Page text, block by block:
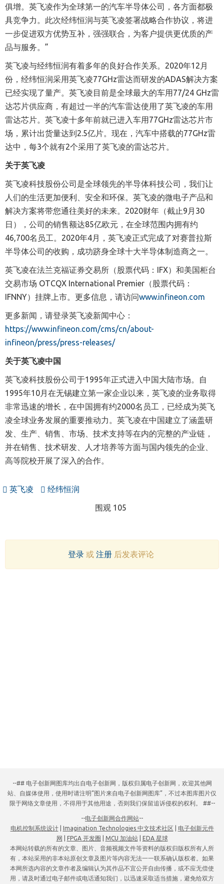
俱增。英飞凌作为全球第一的汽车半导体公司，各方面都极
具竞争力。此次经纬恒润与英飞凌签署战略合作协议，将进
一步促进双方优势互补，强强联合，为客户提供更优质的产
品与服务。”
英飞凌与经纬恒润有着多年的良好合作关系。2020年1 2 月
份，经纬恒润采用英飞凌77GHz雷达而研发的ADAS解决方案
已经实现了量产。英飞凌目前是全球最大的车用77/24 GHz雷
达芯片供应商，有超过一半的汽车雷达使用了英飞凌的车用
雷达芯片。英飞凌十多年前就已进入车用77GHz雷达芯片市
场，累计出货量达到2.5亿片。现在，汽车中搭载的77GHz雷
达中，每3个就有2个采用了英飞凌的雷达芯片。
关于英飞凌
英飞凌科技股份公司是全球领先的半导体科技公司，我们让
人们的生活更加便利、安全和环保。英飞凌的微电子产品和
解决方案将带您通往美好的未来。 2020财年（截止9 月 30
日），公司的销售额达85亿欧元，在全球范围内拥有约
46,700名员工。 2020年4月，英飞凌正式完成了对赛普拉斯
半导体公司的收购，成功跻身全球十大半导体制造商之一。
英飞凌在法兰克福证券交易所（股票代码： IFX）和美国柜台
交易市场 OTCQX International Premier （股票代码：
IFNNY）挂牌上市。更多信息，请访问www.infineon.com
更多新闻，请登录英飞凌新闻中心：
https://www.infineon.com/cms/cn/about-
infineon/press/press-releases/
关于英飞凌中国
英飞凌科技股份公司于1995年正式进入中国大陆市场。自
1995年10月在无锡建立第一家企业以来，英飞凌的业务取得
非常迅速的增长，在中国拥有约2000名员工，已经成为英飞
凌全球业务发展的重要推动力。英飞凌在中国建立了涵盖研
发、生产、销售、市场、技术支持等在内的完整的产业链，
并在销售、技术研发、人才培养等方面与国内领先的企业、
高等院校开展了深入的合作。
英飞凌 经纬恒润
围观 105
登录或 注册后发表评论
--## 电子创新网图库均出自电子创新网，版权归属电子创新网，欢迎其他网
站、自媒体使用，使用时请注明“图片来自电子创新网图库”，不过本图库图片仅
限于网络文章使用，不得用于其他用途，否则我们保留追诉侵权的权利。 ##--
--电子创新网合作网站--
电机控制系统设计| Imagination Technologies 中文技术社区
电子创新元件
网
FPGA 开发圈 MCU 加油站| EDA 星球
本网站转载的所有的文章、图片、音频视频文件等资料的版权归版权所有人所
有，本站采用的非本站原创文章及图片等内容无法一一联系确认版权者。如果
本网所选内容的文章作者及编辑认为其作品不宜公开自由传播，或不应无偿使
用，请及时通过电子邮件或电话通知我们，以迅速采取适当措施，避免给双方